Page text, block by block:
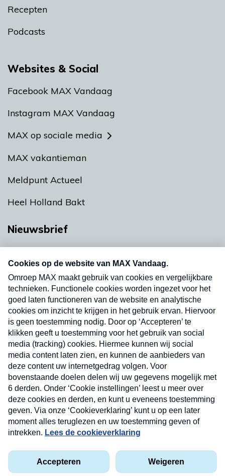
Recepten
Podcasts
Websites & Social
Facebook MAX Vandaag
Instagram MAX Vandaag
MAX op sociale media
MAX vakantieman
Meldpunt Actueel
Heel Holland Bakt
Nieuwsbrief
nieuwsbrief. Elke vrijdag- en dinsdagochtend in
uw mailbox.
Verzend
Privacyverklaring
Cookieverklaring
Kwetsbaarheid melden
Nieuwsbrief
Neem hier een gratis abonnement op onze
nieuwsbrief. Elke vrijdag- en dinsdagochtend in uw